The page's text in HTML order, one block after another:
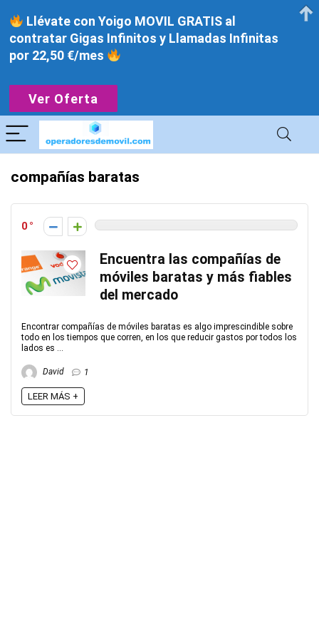
compañías baratas
0
Encuentra las compañías de
móviles baratas y más fiables
del mercado
Encontrar compañías de móviles baratas es algo imprescindible sobre
todo en los tiempos que corren, en los que reducir gastos por todos los
lados es ...
David 1
LEER MÁS +
Llévate con Yoigo MOVIL GRATIS al
contratar Gigas Infinitos y Llamadas Infinitas
por 22,50 €/mes
Ver Oferta